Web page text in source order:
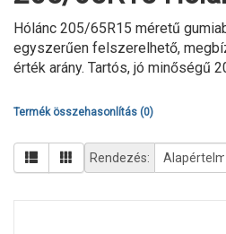
Hólánc 205/65R15 méretű
egyszerűen felszerelhető,
érték arány. Tartós, jó minőségű
Termék összehasonlítás (0)
Rendezés: